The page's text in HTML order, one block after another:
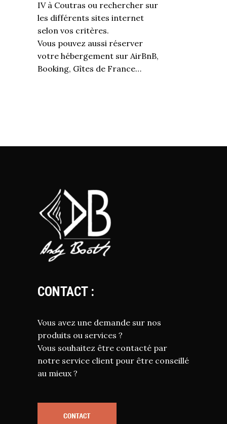
IV à Coutras ou rechercher sur
les différents sites internet
selon vos critères.
Vous pouvez aussi réserver
votre hébergement sur AirBnB,
Booking, Gîtes de France…
CONTACT :
Vous avez une demande sur nos
produits ou services ?
Vous souhaitez être contacté par
notre service client pour être conseillé
au mieux ?